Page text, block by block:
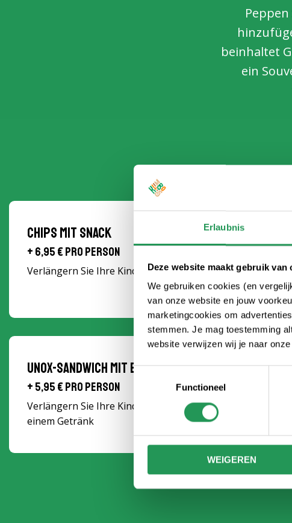
Erlaubnis
Deze website maakt gebruik van
We gebruiken cookies (en
van onze website en jouw
marketingcookies om
stemmen. Je mag toestemming
website verwijzen wij je naar onze
Toestemmingsselectie
Functioneel
WEIGEREN
beinhaltet
ein
Chips mit Snack
+ 6,95 € pro Person
Verlängern Sie Ihre Kinderparty mit leckeren Chips und
Unox-Sandwich mit einem Getränk
+ 5,95 € pro Person
Verlängern Sie Ihre Kinderparty mit einem leckeren Unox-
einem Getränk